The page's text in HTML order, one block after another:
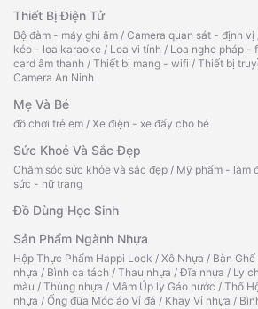
Thiết Bị Điện Tử
Bộ đàm - máy ghi âm / Camera quan sát - định vị
kéo - loa karaoke / Loa vi tính / Loa nghe pháp -
card âm thanh / Thiết bị mạng - wifi / Thiết bị
Camera An Ninh
Mẹ Và Bé
đồ chơi trẻ em / Xe điện - xe đẩy cho bé
Sức Khoẻ Và Sắc Đẹp
Chăm sóc sức khỏe và sắc đẹp / Mỹ phẩm - làm
sức - nữ trang
Đồ Dùng Học Sinh
Sản Phẩm Ngành Nhựa
Hộp Thực Phẩm Happi Lock / Xô Nhựa / Bàn Ghế
nhựa / Bình ca tách / Thau nhựa /Đĩa nhựa / Ly
màu / Thùng nhựa / Mâm Úp ly Gáo nước / Thố
nhựa / Ống đũa Móc áo Vỉ đá / Khay Vỉ nhựa /